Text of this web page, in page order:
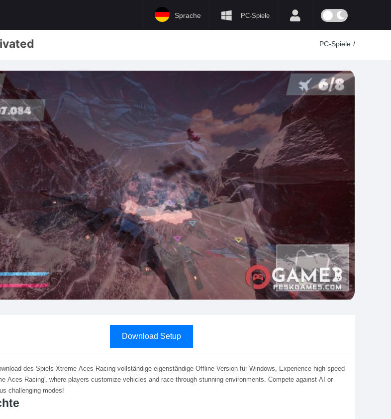
PC-Spiele
Sprache
PC-Spiele/
Download Setup
des Spiels Xtreme Aces Racing vollständige eigenständige Offline-Version für Windows, Experience high-speed
Aces Racing', where players customize vehicles and race through stunning environments. Compete against AI or
challenging modes!